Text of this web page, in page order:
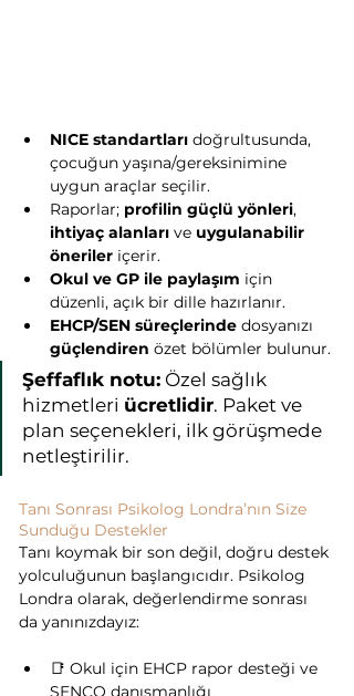
NICE standartları doğrultusunda,
çocuğun yaşına/gereksinimine
uygun araçlar seçilir.
Raporlar; profilin güçlü yönleri,
ihtiyaç alanları ve uygulanabilir
öneriler içerir.
Okul ve GP ile paylaşım için
düzenli, açık bir dille hazırlanır.
EHCP/SEN süreçlerinde dosyanızı
güçlendiren özet bölümler bulunur.
Şeffaflık notu: Özel sağlık
hizmetleri ücretlidir. Paket ve
plan seçenekleri, ilk görüşmede
netleştirilir.
Tanı Sonrası Psikolog Londra’nın Size
Sunduğu Destekler
Tanı koymak bir son değil, doğru destek
yolculuğunun başlangıcıdır. Psikolog
Londra olarak, değerlendirme sonrası
da yanınızdayız:
📑 Okul için EHCP rapor desteği ve